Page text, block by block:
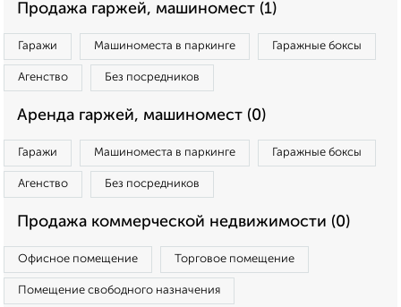
Продажа гаржей, машиномест (1)
Гаражи Машиноместа в паркинге Гаражные боксы
Агенство Без посредников
Аренда гаржей, машиномест (0)
Гаражи Машиноместа в паркинге Гаражные боксы
Агенство Без посредников
Продажа коммерческой недвижимости (0)
Офисное помещение Торговое помещение
Помещение свободного назначения